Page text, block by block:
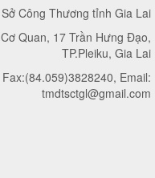
Công Thương tỉnh Gia Lai
Quan, 17 Trần Hưng Đạo,
TP.Pleiku, Gia Lai
Email:
tmdtsctgl@gmail.com